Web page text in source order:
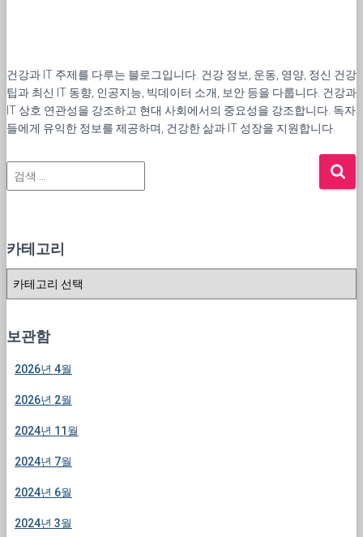
건강과 IT 주제를 다루는 블로그입니다. 건강 정보, 운동, 영양, 정신 건강
팁과 최신 IT 동향, 인공지능, 빅데이터 소개, 보안 등을 다룹니다. 건강과
IT 상호 연관성을 강조하고 현대 사회에서의 중요성을 강조합니다. 독자
들에게 유익한 정보를 제공하며, 건강한 삶과 IT 성장을 지원합니다.
검
색
카테고리
리
보관함
2026년 4월
2026년 2월
2024년 11월
2024년 7월
2024년 6월
2024년 3월